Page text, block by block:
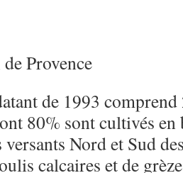
Provence
de 1993
80% sont cultivés
versants Nord et Sud
calcaires et de